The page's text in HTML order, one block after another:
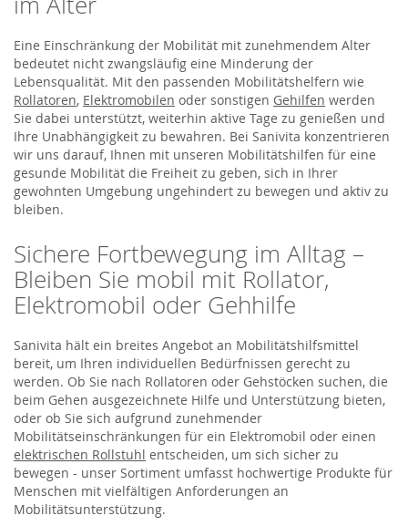
Eine Einschränkung der Mobilität mit zunehmendem Alter
bedeutet nicht zwangsläufig eine Minderung der
Lebensqualität. Mit den passenden Mobilitätshelfern wie
Rollatoren, Elektromobilen oder sonstigen Gehilfen werden
Sie dabei unterstützt, weiterhin aktive Tage zu genießen und
Ihre Unabhängigkeit zu bewahren. Bei Sanivita konzentrieren
wir uns darauf, Ihnen mit unseren Mobilitätshilfen für eine
gesunde Mobilität die Freiheit zu geben, sich in Ihrer
gewohnten Umgebung ungehindert zu bewegen und aktiv zu
bleiben.
Sichere Fortbewegung im Alltag –
Bleiben Sie mobil mit Rollator,
Elektromobil oder Gehhilfe
Sanivita hält ein breites Angebot an Mobilitätshilfsmittel
bereit, um Ihren individuellen Bedürfnissen gerecht zu
werden. Ob Sie nach Rollatoren oder Gehstöcken suchen, die
beim Gehen ausgezeichnete Hilfe und Unterstützung bieten,
oder ob Sie sich aufgrund zunehmender
Mobilitätseinschränkungen für ein Elektromobil oder einen
elektrischen Rollstuhl entscheiden, um sich sicher zu
bewegen - unser Sortiment umfasst hochwertige Produkte für
Menschen mit vielfältigen Anforderungen an
Mobilitätsunterstützung.